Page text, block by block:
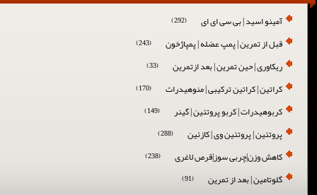
آمینو اسید | بی سی ای ای (292)
قبل از تمرین | پمپ عضله | پمپاژخون (243)
ریکاوری | حین تمرین | بعد ازتمرین (33)
کراتین | کراتین ترکیبی | منوهیدرات (170)
کربوهیدرات | کربو پروتئین | گینر (149)
پروتئین | پروتئین وی | کازئین (288)
کاهش وزن|چربی سوز|قرص لاغری (238)
گلوتامین | بعد از تمرین (91)